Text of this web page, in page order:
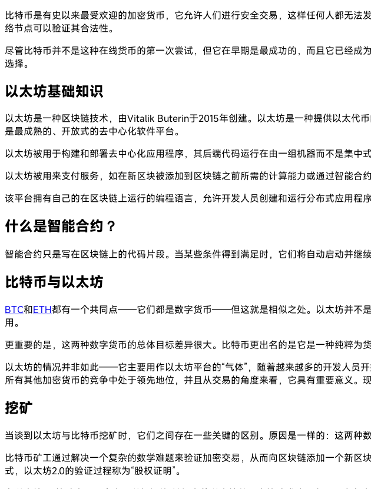
比特币是有史以来最受欢迎的加密货币，它允许人们进行安全交易，这样任何人都无
络节点可以验证其合法性。
尽管比特币并不是这种在线货币的第一次尝试，但它在早期是最成功的，而且它已经
选择。
以太坊基础知识
以太坊是一种区块链技术，由Vitalik Buterin于2015年创建。以太坊是一种提供以太代
是最成熟的、开放式的去中心化软件平台。
以太坊被用于构建和部署去中心化应用程序，其后端代码运行在由一组机器而不是集
以太坊被用来支付服务，如在新区块被添加到区块链之前所需的计算能力或通过智能合
该平台拥有自己的在区块链上运行的编程语言，允许开发人员创建和运行分布式应用
什么是智能合约？
智能合约只是写在区块链上的代码片段。当某些条件得到满足时，它们将自动启动并
比特币与以太坊
BTC和ETH都有一个共同点——它们都是数字货币——但这就是相似之处。以太坊并不
用。
更重要的是，这两种数字货币的总体目标差异很大。比特币更出名的是它是一种纯粹为
以太坊的情况并非如此——它主要用作以太坊平台的“气体”，随着越来越多的开发人员
所有其他加密货币的竞争中处于领先地位，并且从交易的角度来看，它具有重要意义。
挖矿
当谈到以太坊与比特币挖矿时，它们之间存在一些关键的区别。原因是一样的：这两种
比特币矿工通过解决一个复杂的数学难题来验证加密交易，从而向区块链添加一个新
式，以太坊2.0的验证过程称为“股权证明”。